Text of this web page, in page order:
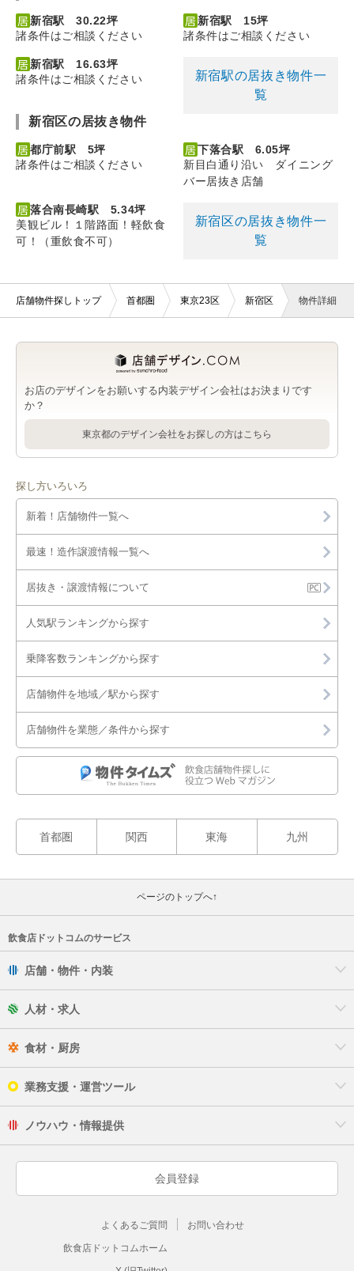
新宿駅 30.22坪
諸条件はご相談ください
新宿駅 15坪
諸条件はご相談ください
新宿駅 16.63坪
諸条件はご相談ください
新宿駅の居抜き物件一
覧
新宿区の居抜き物件
都庁前駅 5坪
諸条件はご相談ください
下落合駅 6.05坪
新目白通り沿い ダイニング
バー居抜き店舗
落合南長崎駅 5.34坪
美観ビル！１階路面！軽飲食
可！（重飲食不可）
新宿区の居抜き物件一
覧
店舗物件探しトップ 首都圏 東京23区 新宿区 物件詳細
お店のデザインをお願いする内装デザイン会社はお決まりです
か？
東京都のデザイン会社をお探しの方はこちら
探し方いろいろ
新着！店舗物件一覧へ
最速！造作譲渡情報一覧へ
居抜き・譲渡情報について
人気駅ランキングから探す
乗降客数ランキングから探す
店舗物件を地域／駅から探す
店舗物件を業態／条件から探す
首都圏 関西 東海 九州
ページのトップへ↑
飲食店ドットコムのサービス
店舗・物件・内装
人材・求人
食材・厨房
業務支援・運営ツール
ノウハウ・情報提供
会員登録
よくあるご質問 お問い合わせ
飲食店ドットコムホーム